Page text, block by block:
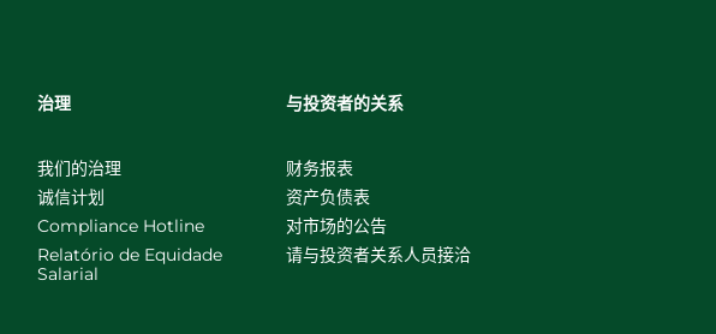
治理
我们的治理
诚信计划
Compliance Hotline
Relatório de Equidade
Salarial
与投资者的关系
财务报表
资产负债表
对市场的公告
请与投资者关系人员接洽